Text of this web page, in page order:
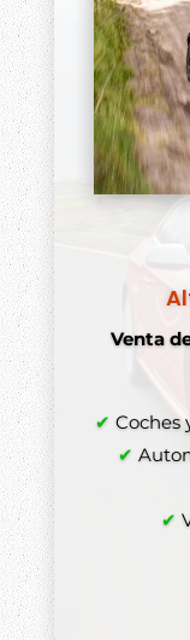
Venta
✔ Coches
✔
✔